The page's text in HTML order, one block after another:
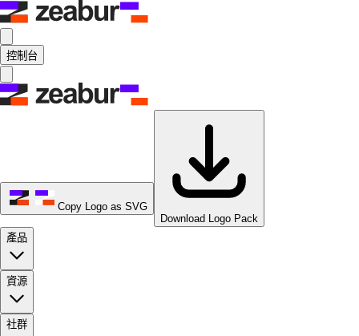
控制台
Copy Logo as SVG
Download Logo Pack
產品
資源
社群